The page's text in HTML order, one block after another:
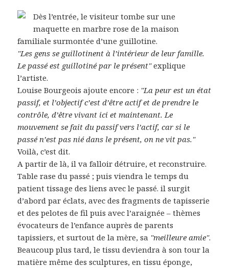
Dès l’entrée, le visiteur tombe sur une
maquette en marbre rose de la maison
familiale surmontée d’une guillotine.
"Les gens se guillotinent à l’intérieur de leur famille.
Le passé est guillotiné par le présent"explique
l’artiste.
Louise Bourgeois ajoute encore : "La peur est un état
passif, et l’objectif c’est d’être actif et de prendre le
contrôle, d’être vivant ici et maintenant. Le
mouvement se fait du passif vers l’actif, car si le
passé n’est pas nié dans le présent, on ne vit pas."
Voilà, c’est dit.
A partir de là, il va falloir détruire, et reconstruire.
Table rase du passé ; puis viendra le temps du
patient tissage des liens avec le passé. il surgit
d’abord par éclats, avec des fragments de tapisserie
et des pelotes de fil puis avec l’araignée – thèmes
évocateurs de l’enfance auprès de parents
tapissiers, et surtout de la mère, sa "meilleure amie".
Beaucoup plus tard, le tissu deviendra à son tour la
matière même des sculptures, en tissu éponge,